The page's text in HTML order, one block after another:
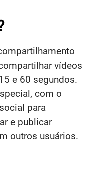
vídeos
e 60 segundos.
com o
para
e publicar
outros usuários.